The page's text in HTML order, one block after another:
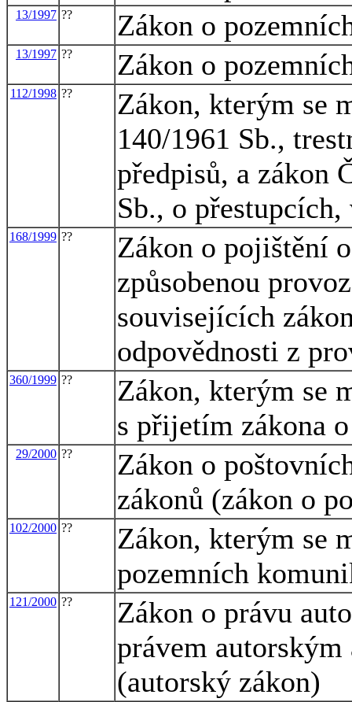
13/1997 ?? Zákon o
13/1997 ?? Zákon o
112/1998 ??
Zákon, kterým se
140/1961 Sb.,
předpisů, a zákon
Sb., o
168/1999 ??
Zákon o pojištění
způsobenou
souvisejících
odpovědnosti z
360/1999 ??
Zákon, kterým se
s přijetím zákona
29/2000 ??
Zákon o
zákonů (zákon o
102/2000 ??
Zákon, kterým se
pozemních
121/2000 ??
Zákon o právu
právem autorským
(autorský zákon)